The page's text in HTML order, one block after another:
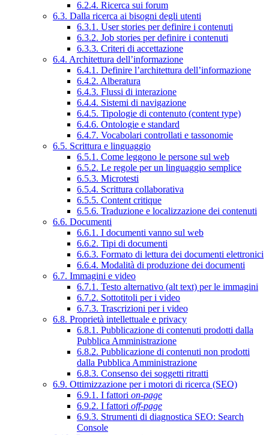
6.2.4. Ricerca sui forum
6.3. Dalla ricerca ai bisogni degli utenti
6.3.1. User stories per definire i contenuti
6.3.2. Job stories per definire i contenuti
6.3.3. Criteri di accettazione
6.4. Architettura dell’informazione
6.4.1. Definire l’architettura dell’informazione
6.4.2. Alberatura
6.4.3. Flussi di interazione
6.4.4. Sistemi di navigazione
6.4.5. Tipologie di contenuto (content type)
6.4.6. Ontologie e standard
6.4.7. Vocabolari controllati e tassonomie
6.5. Scrittura e linguaggio
6.5.1. Come leggono le persone sul web
6.5.2. Le regole per un linguaggio semplice
6.5.3. Microtesti
6.5.4. Scrittura collaborativa
6.5.5. Content critique
6.5.6. Traduzione e localizzazione dei contenuti
6.6. Documenti
6.6.1. I documenti vanno sul web
6.6.2. Tipi di documenti
6.6.3. Formato di lettura dei documenti elettronici
6.6.4. Modalità di produzione dei documenti
6.7. Immagini e video
6.7.1. Testo alternativo (alt text) per le immagini
6.7.2. Sottotitoli per i video
6.7.3. Trascrizioni per i video
6.8. Proprietà intellettuale e privacy
6.8.1. Pubblicazione di contenuti prodotti dalla
Pubblica Amministrazione
6.8.2. Pubblicazione di contenuti non prodotti
dalla Pubblica Amministrazione
6.8.3. Consenso dei soggetti ritratti
6.9. Ottimizzazione per i motori di ricerca (SEO)
6.9.1. I fattori on-page
6.9.2. I fattori off-page
6.9.3. Strumenti di diagnostica SEO: Search
Console